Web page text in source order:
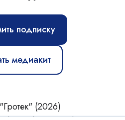
подписку
медиакит
(2026)